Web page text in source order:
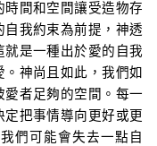
時間和空間讓受造物存
我約束為前提，神透
是一種出於愛的自我
神尚且如此，我們如
者足夠的空間。每一
把事情導向更好或更
們可能會失去一點自